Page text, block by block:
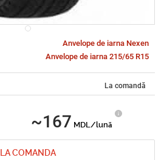
Anvelope de iarna Nexen
Anvelope de iarna 215/65 R15
La comandă
~167 MDL/lună
LA COMANDA